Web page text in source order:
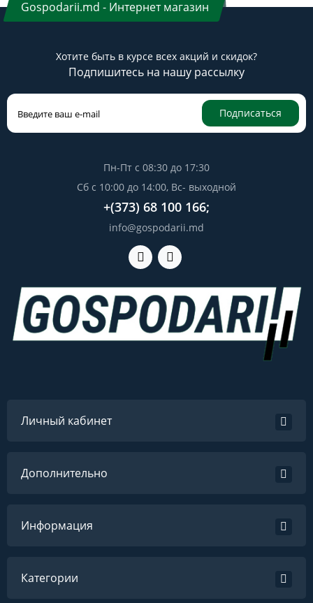
Gospodarii.md - Интернет магазин
Хотите быть в курсе всех акций и скидок?
Подпишитесь на нашу рассылку
Подписаться
Пн-Пт с 08:30 до 17:30
Сб с 10:00 до 14:00, Вс- выходной
+(373) 68 100 166;
info@gospodarii.md
Личный кабинет
Дополнительно
Информация
Категории